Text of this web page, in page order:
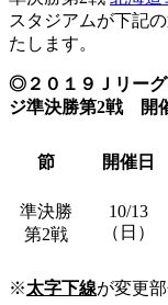
スタジアムが下記
たします。
◎２０１９Ｊリー
ジ準決勝第2戦 開
節 開催日
準決勝
第2戦
10/13
（日）
※太字下線が変更部